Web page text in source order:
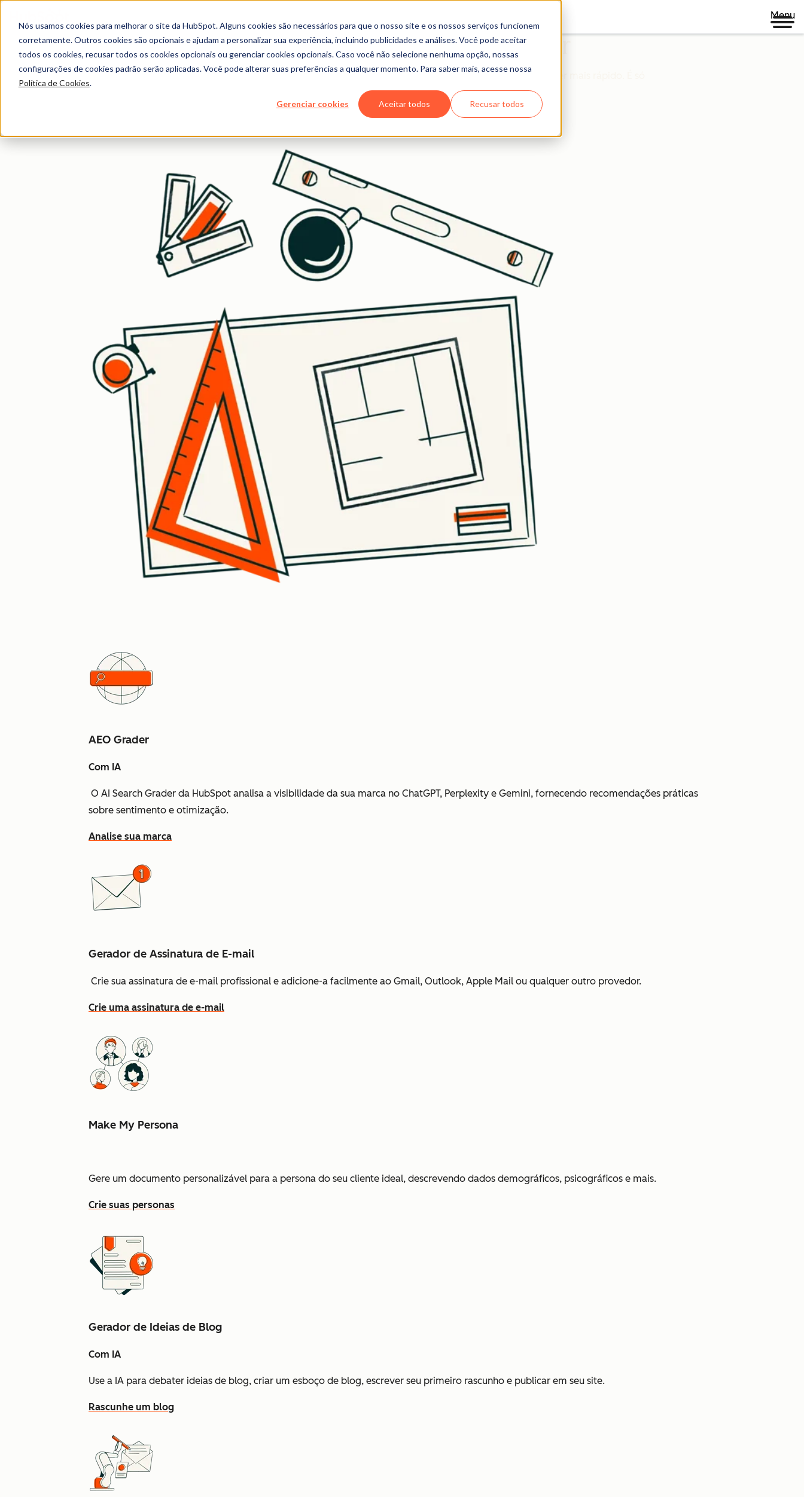
Nós usamos cookies para melhorar o site da HubSpot. Alguns cookies são necessários para que o nosso site e os nossos serviços funcionem
corretamente. Outros cookies são opcionais e ajudam a personalizar sua experiência, incluindo publicidades e análises. Você pode aceitar
todos os cookies, recusar todos os cookies opcionais ou gerenciar cookies opcionais. Caso você não selecione nenhuma opção, nossas
configurações de cookies padrão serão aplicadas. Você pode alterar suas preferências a qualquer momento. Para saber mais, acesse nossa
Política de Cookies.
Gerenciar cookies Aceitar todos Recusar todos
Menu
Ferramentas gratuitas para fazer seu negócio decolar
Acesse as mesmas ferramentas que empresas de sucesso usam para atrair clientes, marcar presença nas buscas por IA e crescer mais rápido. É só
AEO Grader
Com IA
O AI Search Grader da HubSpot analisa a visibilidade da sua marca no ChatGPT, Perplexity e Gemini, fornecendo recomendações práticas
sobre sentimento e otimização.
Analise sua marca
Gerador de Assinatura de E-mail
Crie sua assinatura de e-mail profissional e adicione-a facilmente ao Gmail, Outlook, Apple Mail ou qualquer outro provedor.
Crie uma assinatura de e-mail
Make My Persona
Gere um documento personalizável para a persona do seu cliente ideal, descrevendo dados demográficos, psicográficos e mais.
Crie suas personas
Gerador de Ideias de Blog
Com IA
Use a IA para debater ideias de blog, criar um esboço de blog, escrever seu primeiro rascunho e publicar em seu site.
Rascunhe um blog